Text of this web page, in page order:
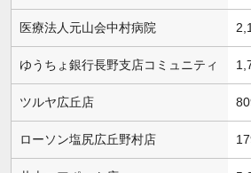
医療法人元山会中村病院
ゆうちょ銀行長野支店コミュニティ
ツルヤ広丘店
ローソン塩尻広丘野村店